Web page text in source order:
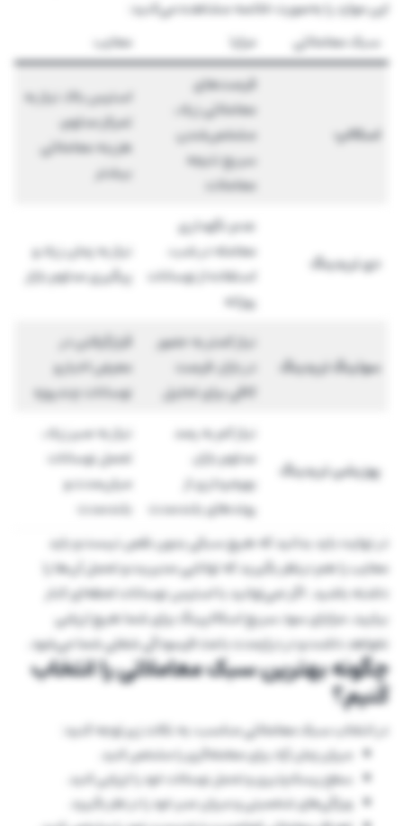
این موارد را به‌صورت خلاصه مشاهده می‌کنید:
سبک معاملاتی
مزایا معایب
اسکالپ
فرصت‌های
معاملاتی زیاد،
مشخص‌شدن
سریع نتیجه
معاملات
استرس بالا، نیاز به
تمرکز مداوم،
هزینه معاملاتی
بیشتر
دی تریدینگ
عدم نگهداری
معامله در شب،
استفاده از نوسانات
روزانه
نیاز به زمان زیاد و
پیگیری مداوم بازار
سوئینگ تریدینگ
نیاز کمتر به حضور
در بازار، فرصت
کافی برای تحلیل
قرارگرفتن در
معرض اخبار و
نوسانات چندروزه
پوزیشن تریدینگ
نیاز کم به رصد
مداوم بازار،
بهره‌برداری از
روندهای بلندمدت
نیاز به صبر زیاد،
تحمل نوسانات
میان‌مدت و
بلندمدت
در نهایت باید بدانید که هیچ سبکی بدون نقص نیست و باید
معایب را هم درنظر بگیرید که توانایی مدیریت و تحمل آن‌ها را
داشته باشید. اگر نمی‌توانید با استرس نوسانات لحظه‌ای کنار
بیایید، مزایای سود سریع اسکالپینگ برای شما هیچ ارزشی
نخواهد داشت و در درازمدت باعث فرسودگی شغلی شما می‌شود.
چگونه بهترین سبک معاملاتی را انتخاب
کنیم؟
در انتخاب سبک معاملاتی مناسب، به نکات زیر توجه کنید:
میزان زمان آزاد برای معامله‌گری را مشخص کنید.
سطح ریسک‌پذیری و تحمل نوسانات خود را ارزیابی کنید.
ویژگی‌های شخصیتی و میزان صبر خود را در نظر بگیرید.